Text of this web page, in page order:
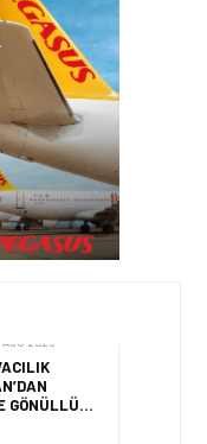
500’DE
2026
ARTIŞA
ÖNLEMLER
2026
GÖNÜLLÜ